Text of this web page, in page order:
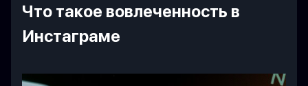
Что такое вовлеченность в
Инстаграме